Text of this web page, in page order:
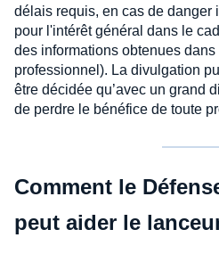
délais requis, en cas de danger
pour l'intérêt général dans le
des informations obtenues dans
professionnel). La divulgation
être décidée qu’avec un grand
de perdre le bénéfice de toute
Comment le
peut aider le